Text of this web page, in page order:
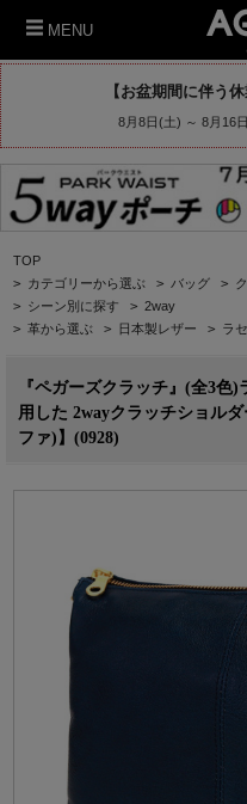
MENU
【お盆期間に伴う
8月8日(土) ～ 8月16
TOP
> カテゴリーから選ぶ > バッグ >
> シーン別に探す > 2way
> 革から選ぶ > 日本製レザー > ラ
『ペガーズクラッチ』(全3色
用した 2wayクラッチショル
ファ)】(0928)